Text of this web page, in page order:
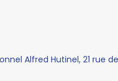
Alfred Hutinel, 21 rue de